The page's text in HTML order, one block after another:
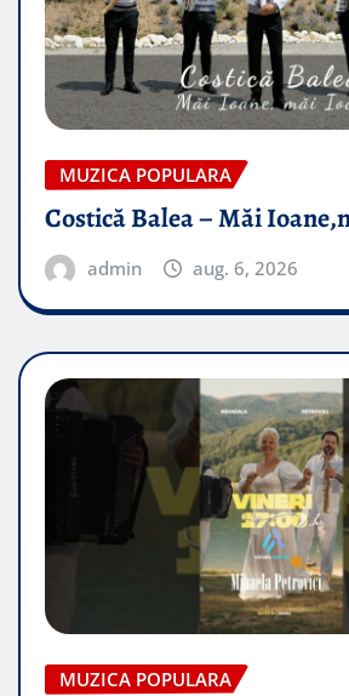
MUZICA POPULARA
Costică Balea – Măi
admin aug. 6, 2026
MUZICA POPULARA